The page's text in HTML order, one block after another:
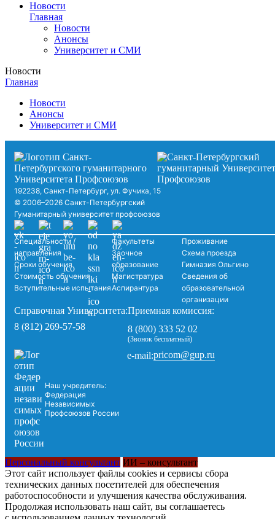
Новости
Главная
Новости
Анонсы
Университет и СМИ
Новости
Главная
Новости
Анонсы
Университет и СМИ
192238, Санкт-Петербург, ул. Фучика, 15
© 2006–2026 Санкт-Петербургский
Гуманитарный университет профсоюзов
Специальности /
направления
Сроки обучения
Стоимость обучения
Вступительные испытания
Факультеты
Заочное
образование
Магистратура
Аспирантура
Проживание
Схема проезда
Гимназия Ольгино
Сведения об
образовательной
организации
Справочная Университета:
8 (812) 269-57-58
Приемная комиссия:
8 (800) 333 52 02
(Звонок бесплатный)
Наш учредитель:
Федерация
Независимых
Профсоюзов России
e-mail:pricom@gup.ru
Персональный консультант ИИ – консультант
Этот сайт использует файлы cookies и сервисы сбора
технических данных посетителей для обеспечения
работоспособности и улучшения качества обслуживания.
Продолжая использовать наш сайт, вы соглашаетесь